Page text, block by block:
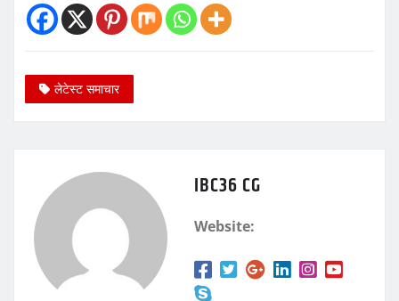
लेटेस्ट समाचार
IBC36 CG
Website: